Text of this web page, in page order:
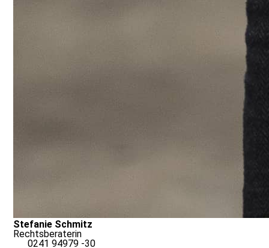
Stefanie Schmitz
Rechtsberaterin
0241 94979 -30